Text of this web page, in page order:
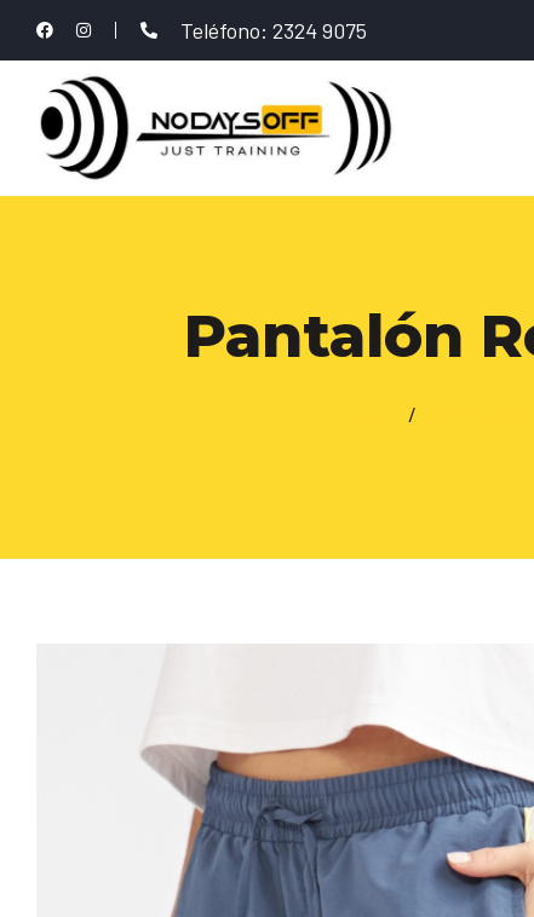
Teléfono: 2324 9075
Pantalón
/